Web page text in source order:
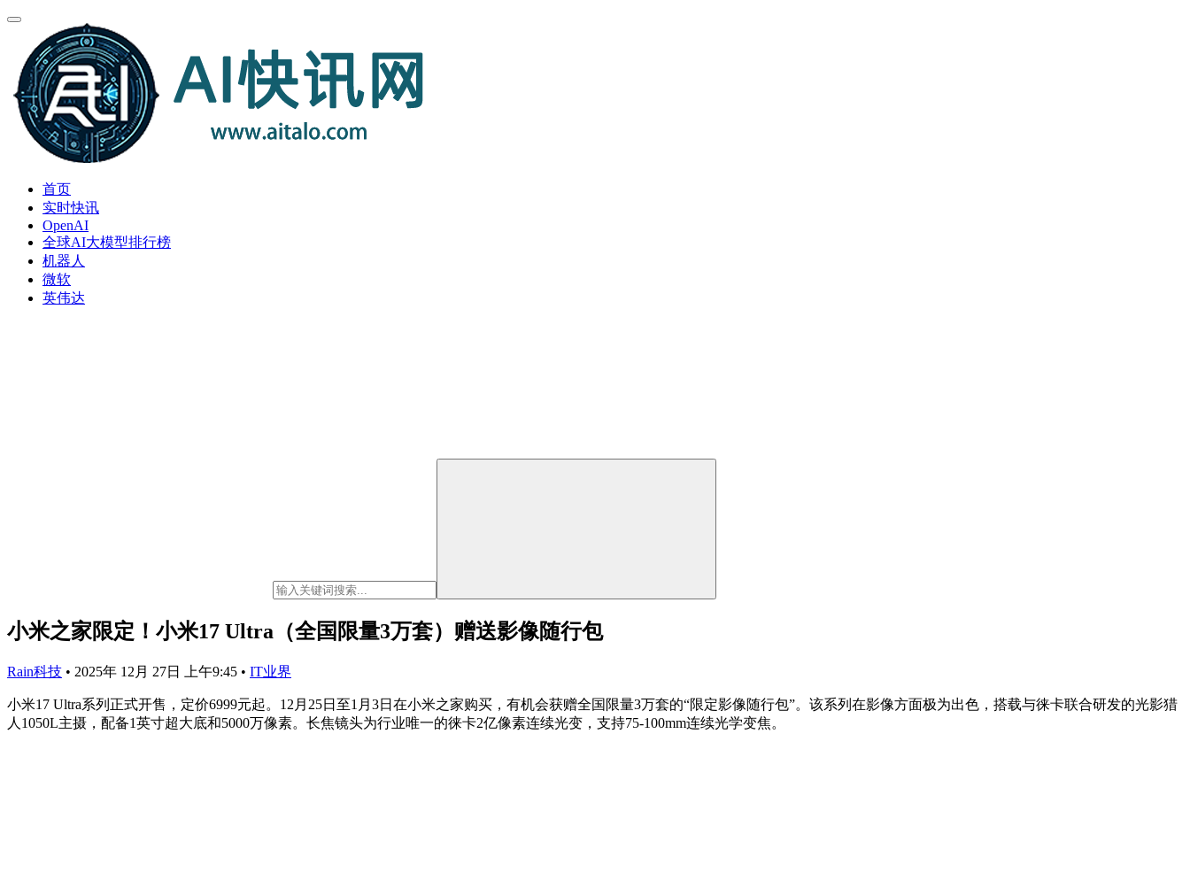
首页
实时快讯
OpenAI
全球AI大模型排行榜
机器人
微软
英伟达
小米之家限定！小米17 Ultra（全国限量3万套）赠送影像随行包
Rain科技 • 2025年 12月 27日 上午9:45 • IT业界
小米17 Ultra系列正式开售，定价6999元起。12月25日至1月3日在小米之家购买，有机会获赠全国限量3万套的“限定影像随行包”。该系列在影像方面极为出色，搭载与徕卡联合研发的光影猎
人1050L主摄，配备1英寸超大底和5000万像素。长焦镜头为行业唯一的徕卡2亿像素连续光变，支持75-100mm连续光学变焦。